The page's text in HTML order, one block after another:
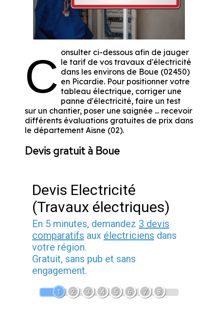
C onsulter ci-dessous afin de jauger
le tarif de vos travaux d'électricité
dans les environs de Boue (02450)
en Picardie. Pour positionner votre
tableau électrique, corriger une
panne d'électricité, faire un test
sur un chantier, poser une saignée ... recevoir
différents évaluations gratuites de prix dans
le département Aisne (02).
Devis gratuit à Boue
Devis Electricité
(Travaux électriques)
En 5 minutes, demandez 3 devis
comparatifs aux électriciens dans
votre région.
Gratuit, sans pub et sans
engagement.
1 2 3 4 5 6 7 8